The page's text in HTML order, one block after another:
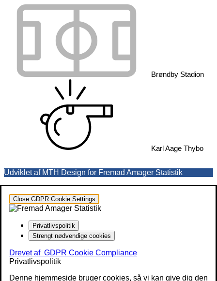
Brøndby Stadion
Karl Aage Thybo
Udviklet af MTH Design for Fremad Amager Statistik
Close GDPR Cookie Settings
Privatlivspolitik
Strengt nødvendige cookies
Drevet af GDPR Cookie Compliance
Privatlivspolitik
Denne hjemmeside bruger cookies, så vi kan give dig den